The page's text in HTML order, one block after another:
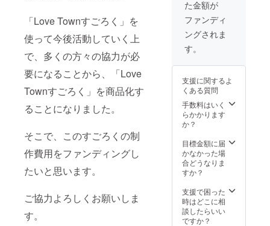
「Love Townすごろく」を
使って今後活動していく上
で、多くの方々の協力が必
要になることから、「Love
Townすごろく」を商品化す
ることになりました。
そこで、このすごろくの制
作費用をファンディングし
たいと思います。
ご協力よろしくお願いしま
す。
頃 受講日程はプ
ロジェクト終了
後メールにて調
整させていただ
きます ＜すごろ
くについて＞ サ
イズ：B2 素材：
紙 付属品：コ
マ、コイン(コマ
とコインの素材
は紙です)、サイ
コロ
た金額が
ファンディ
ングされま
す。
支援に関するよ
くある質問
手数料はいく
らかかります
か？
目標金額に届
かなかった場
合どうなりま
すか？
支援で困った
時はどこに相
談したらいい
ですか？